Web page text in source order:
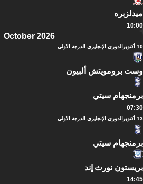
ميدلزبره
10:00
October 2026
10 أكتوبر الدوري الإنجليزي الدرجة الأولى
وست برومويتش ألبيون
برمنجهام سيتي
07:30
13 أكتوبر الدوري الإنجليزي الدرجة الأولى
برمنجهام سيتي
بريستون نورث إند
14:45